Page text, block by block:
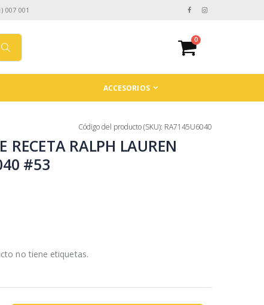
007 001
0
ACCESORIOS
Código del producto (SKU): RA7145U6040
RECETA RALPH LAUREN
#53
no tiene etiquetas.